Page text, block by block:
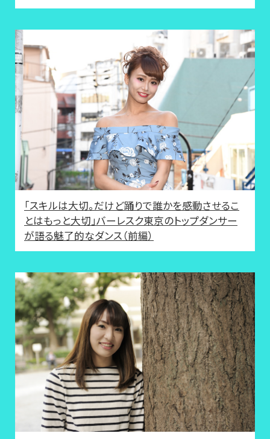
「スキルは大切。だけど踊りで誰かを感動させるこ
とはもっと大切」バーレスク東京のトップダンサー
が語る魅了的なダンス（前編）